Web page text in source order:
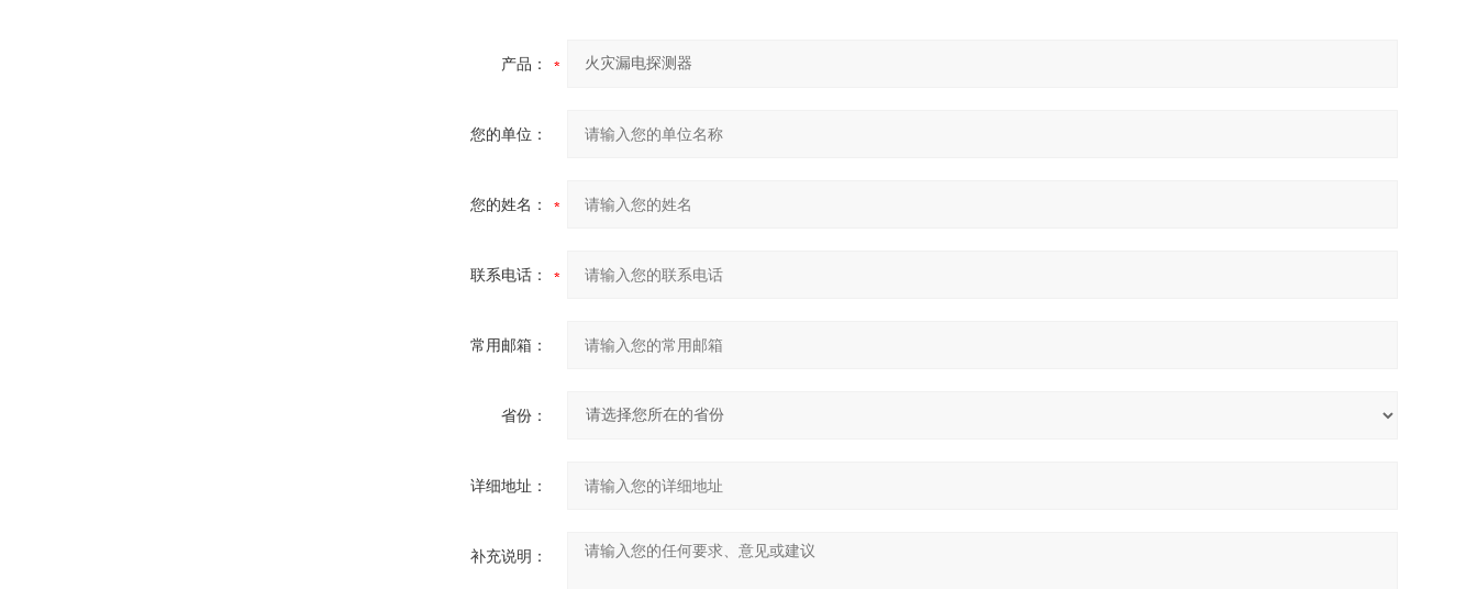
产品：
您的单位：
您的姓名：
联系电话：
常用邮箱：
省份：
详细地址：
补充说明：